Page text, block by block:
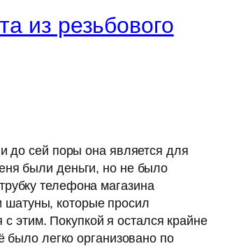
из резьбового
до сей поры она является для
были деньги, но не было
телефона магазина
шатуны, которые просил
с этим. Покупкой я остался крайне
легко организовано по